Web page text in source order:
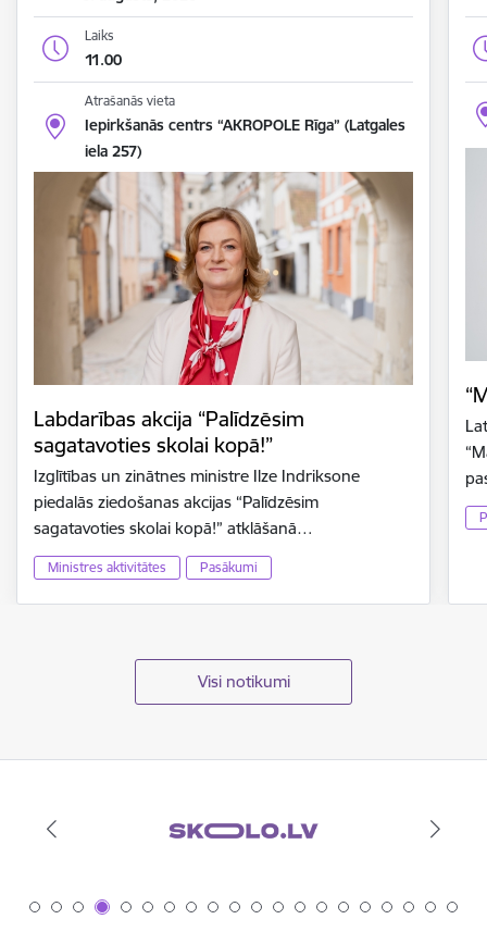
Laiks
11.00
Atrašanās vieta
Iepirkšanās centrs “AKROPOLE Rīga” (Latgales
iela 257)
Labdarības akcija “Palīdzēsim
sagatavoties skolai kopā!”
Izglītības un zinātnes ministre Ilze Indriksone
piedalās ziedošanas akcijas “Palīdzēsim
sagatavoties skolai kopā!” atklāšanā…
Ministres aktivitātes Pasākumi
Visi notikumi